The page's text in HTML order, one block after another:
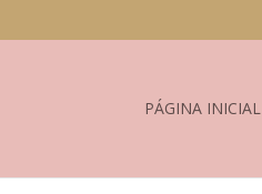
PÁGINA INICIAL